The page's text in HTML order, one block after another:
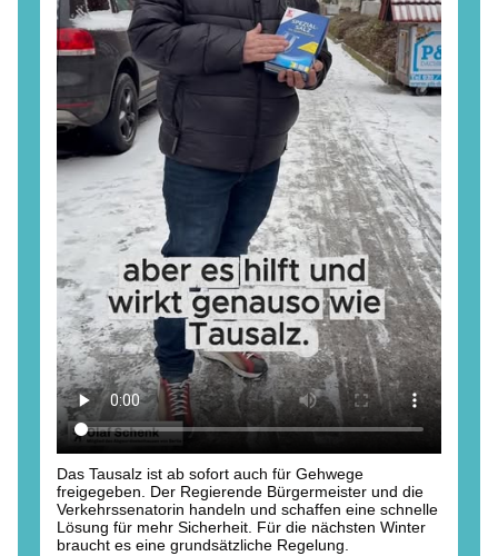
Das Tausalz ist ab sofort auch für Gehwege
freigegeben. Der Regierende Bürgermeister und die
Verkehrssenatorin handeln und schaffen eine schnelle
Lösung für mehr Sicherheit. Für die nächsten Winter
braucht es eine grundsätzliche Regelung.